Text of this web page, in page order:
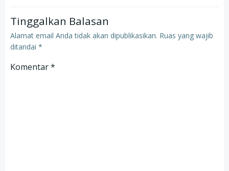
Tinggalkan Balasan
Alamat email Anda tidak akan dipublikasikan. Ruas yang wajib
ditandai *
Komentar*